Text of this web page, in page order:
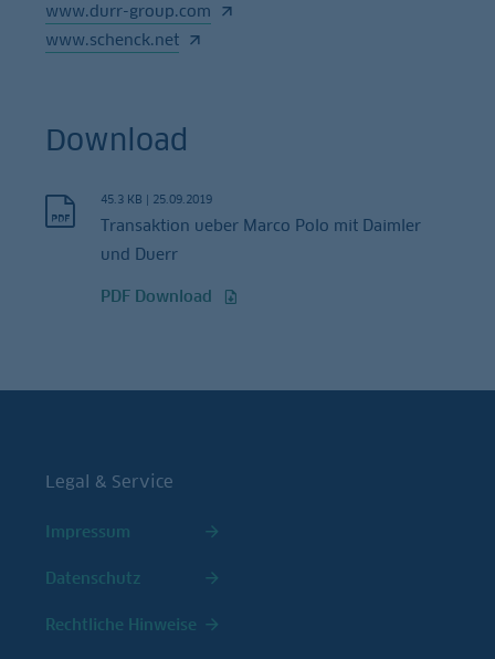
www.durr-group.com
www.schenck.net
Download
45.3 KB | 25.09.2019
Transaktion ueber Marco Polo mit Daimler
und Duerr
PDF Download
Legal & Service
Impressum
Datenschutz
Rechtliche Hinweise